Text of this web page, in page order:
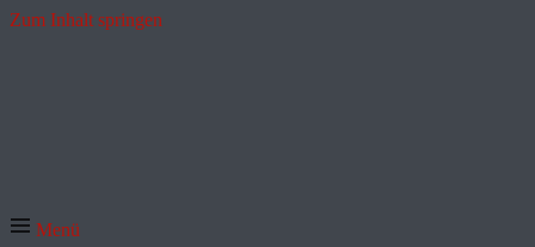
Zum Inhalt springen
Menü